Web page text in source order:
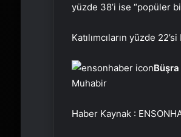
yüzde 38’i ise “popüler
Katılımcıların yüzde
Büşra
Muhabir
Haber Kaynak :